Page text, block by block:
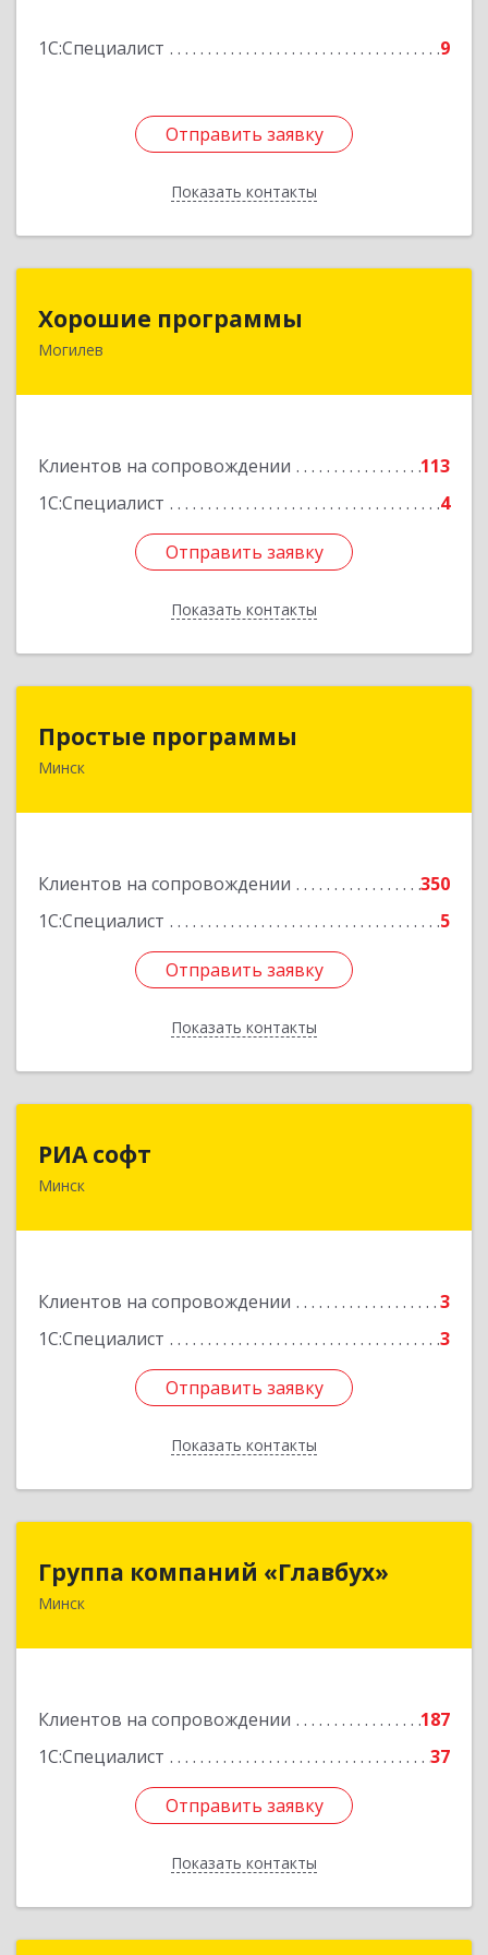
1С:Специалист 9
Отправить заявку
Показать контакты
Отправить заявку
Назад
Хорошие программы
Могилев
Клиентов на сопровождении
113
1С:Специалист
4
Отправить заявку
Показать контакты
Республика Беларусь, 212030, г. Могилев, ул.
Отправить заявку
Назад
Простые программы
Минск
Клиентов на сопровождении
350
1С:Специалист
5
Отправить заявку
Показать контакты
220116, пр-т Дзержинского, д. 104, пом.54а,
Отправить заявку
Назад
РИА софт
Минск
Клиентов на сопровождении
3
1С:Специалист
3
Отправить заявку
Показать контакты
220040, г.Минск, ул.М.Богдановича, д.155, офис
Отправить заявку
Назад
Группа компаний «Главбух»
Минск
Клиентов на сопровождении
187
1С:Специалист
37
Отправить заявку
Показать контакты
Группа компаний «Главбух»
Отправить заявку
Назад